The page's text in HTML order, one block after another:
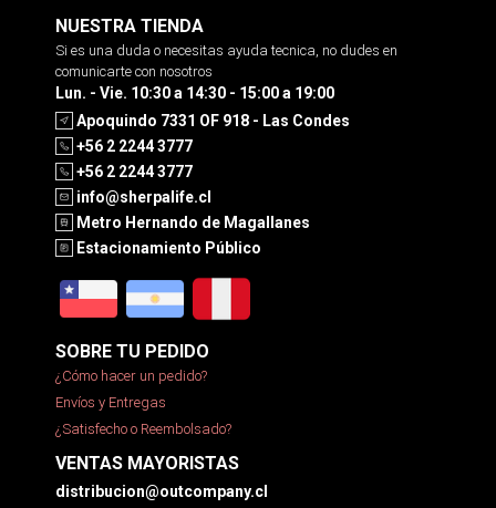
NUESTRA TIENDA
Si es una duda o necesitas ayuda tecnica, no dudes en
comunicarte con nosotros
Lun. - Vie. 10:30 a 14:30 - 15:00 a 19:00
Apoquindo 7331 OF 918 - Las Condes
+56 2 2244 3777
+56 2 2244 3777
info@sherpalife.cl
Metro Hernando de Magallanes
Estacionamiento Público
SOBRE TU PEDIDO
¿Cómo hacer un pedido?
Envíos y Entregas
¿Satisfecho o Reembolsado?
VENTAS MAYORISTAS
distribucion@outcompany.cl